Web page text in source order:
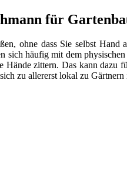
für
ohne dass Sie selbst Hand
häufig mit dem
zittern. Das kann dazu
zu allererst lokal zu